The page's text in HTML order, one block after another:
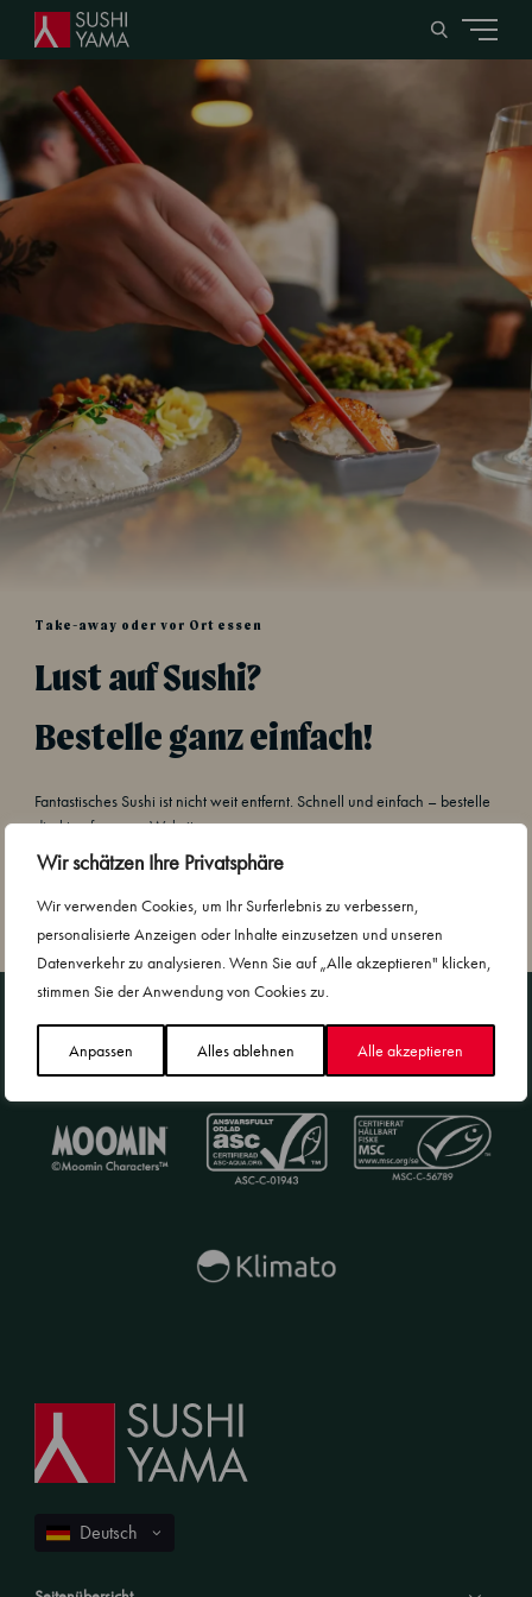
Wir schätzen Ihre Privatsphäre
Wir verwenden Cookies, um Ihr Surferlebnis zu verbessern,
personalisierte Anzeigen oder Inhalte einzusetzen und unseren
Datenverkehr zu analysieren. Wenn Sie auf „Alle akzeptieren" klicken,
stimmen Sie der Anwendung von Cookies zu.
Anpassen Alles ablehnen Alle akzeptieren
Take-away oder vor Ort essen
Lust auf Sushi?
Bestelle ganz einfach!
Fantastisches Sushi ist nicht weit entfernt. Schnell und einfach – bestelle
direkt auf unserer Website.
Bestellen
Sushi Yama und Nachhaltigkeit
Nachhaltigkeit und Kooperationen